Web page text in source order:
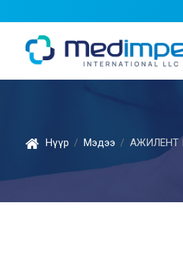
Нүүр Мэдээ АЖИЛЕНТ